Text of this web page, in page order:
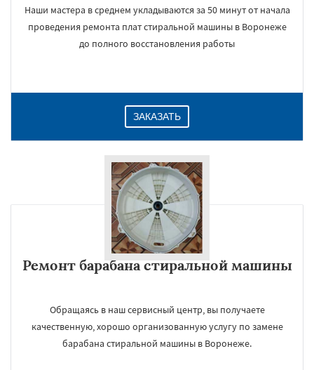
Наши мастера в среднем укладываются за 50 минут от начала
проведения ремонта плат стиральной машины в Воронеже
до полного восстановления работы
ЗАКАЗАТЬ
Ремонт барабана стиральной машины
Обращаясь в наш сервисный центр, вы получаете
качественную, хорошо организованную услугу по замене
барабана стиральной машины в Воронеже.